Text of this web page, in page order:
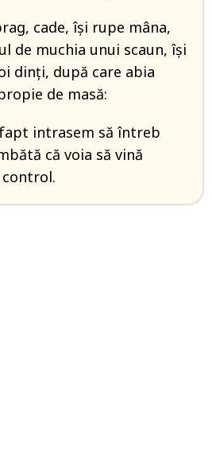
cade, își rupe mâna,
de muchia unui scaun, își
dinți, după care abia
de masă:
intrasem să întreb
că voia să vină
control.